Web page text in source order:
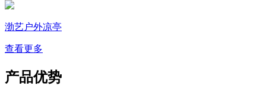
渤艺户外凉亭
查看更多
产品优势